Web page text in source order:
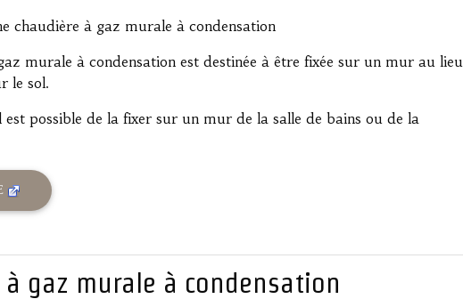
chaudière à gaz murale à condensation
murale à condensation est destinée à être fixée sur un mur au lieu
le sol.
est possible de la fixer sur un mur de la salle de bains ou de la
à gaz murale à condensation